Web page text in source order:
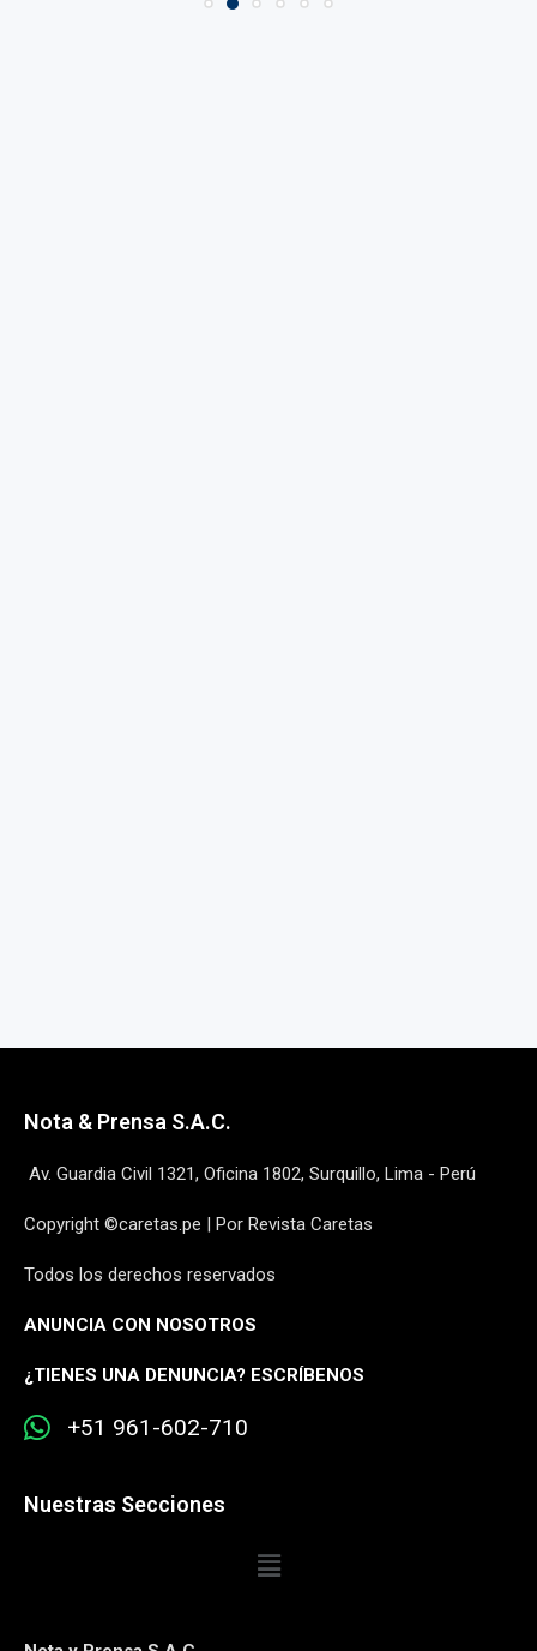
Nota & Prensa S.A.C.
Av. Guardia Civil 1321, Oficina 1802, Surquillo, Lima - Perú
Copyright ©caretas.pe | Por Revista Caretas
Todos los derechos reservados
ANUNCIA CON NOSOTROS
¿TIENES UNA DENUNCIA? ESCRÍBENOS
+51 961-602-710
Nuestras Secciones